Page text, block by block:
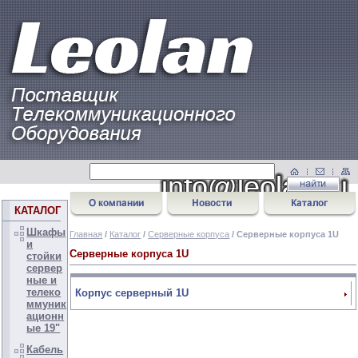
КАТАЛОГ
Шкафы
и
стойки
сервер
ные и
телеко
ммуник
ационн
ые 19"
Кабель
Главная / Каталог /Серверные корпуса / Серверные корпуса 1U
Серверные корпуса 1U
Корпус серверный 1U